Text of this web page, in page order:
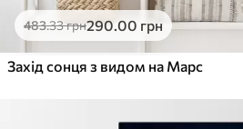
483.33грн290.00 грн
Захід сонця з видом на Марс